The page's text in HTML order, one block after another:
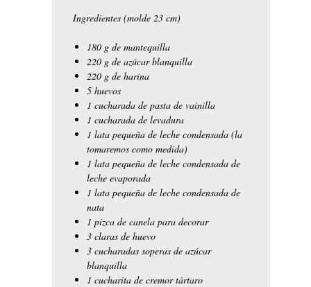
Ingredientes (molde 23 cm)
180 g de mantequilla
220 g de azúcar blanquilla
220 g de harina
5 huevos
1 cucharada de pasta de vainilla
1 cucharada de levadura
1 lata pequeña de leche condensada (la
tomaremos como medida)
1 lata pequeña de leche condensada de
leche evaporada
1 lata pequeña de leche condensada de
nata
1 pizca de canela para decorar
3 claras de huevo
3 cucharadas soperas de azúcar
blanquilla
1 cucharita de cremor tártaro